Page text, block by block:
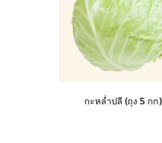
กะหล่ำปลี (ถุง 5 กก)